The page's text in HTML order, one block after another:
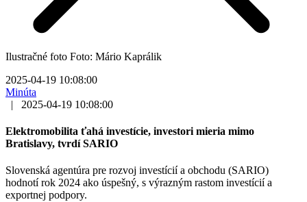
Ilustračné foto Foto: Mário Kaprálik
2025-04-19 10:08:00
Minúta
|
2025-04-19 10:08:00
Elektromobilita ťahá investície, investori mieria mimo
Bratislavy, tvrdí SARIO
Slovenská agentúra pre rozvoj investícií a obchodu (SARIO)
hodnotí rok 2024 ako úspešný, s výrazným rastom investícií a
exportnej podpory.